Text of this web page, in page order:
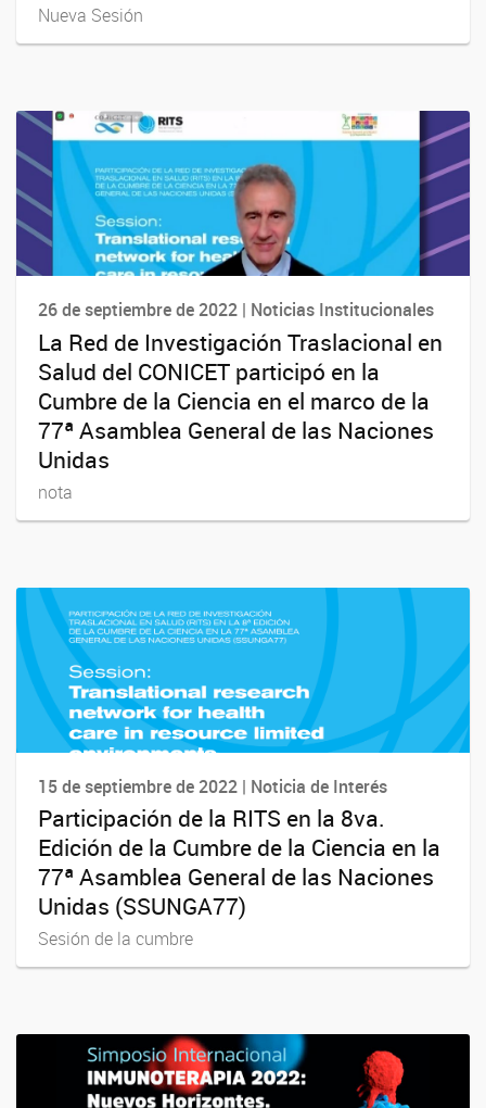
Nueva Sesión
26 de septiembre de 2022 | Noticias Institucionales
La Red de Investigación Traslacional en
Salud del CONICET participó en la
Cumbre de la Ciencia en el marco de la
77ª Asamblea General de las Naciones
Unidas
nota
15 de septiembre de 2022 | Noticia de Interés
Participación de la RITS en la 8va.
Edición de la Cumbre de la Ciencia en la
77ª Asamblea General de las Naciones
Unidas (SSUNGA77)
Sesión de la cumbre